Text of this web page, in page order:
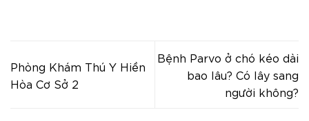
Phòng Khám Thú Y Hiền
Hòa Cơ Sở 2
Bệnh Parvo ở chó kéo dài
bao lâu? Có lây sang
người không?